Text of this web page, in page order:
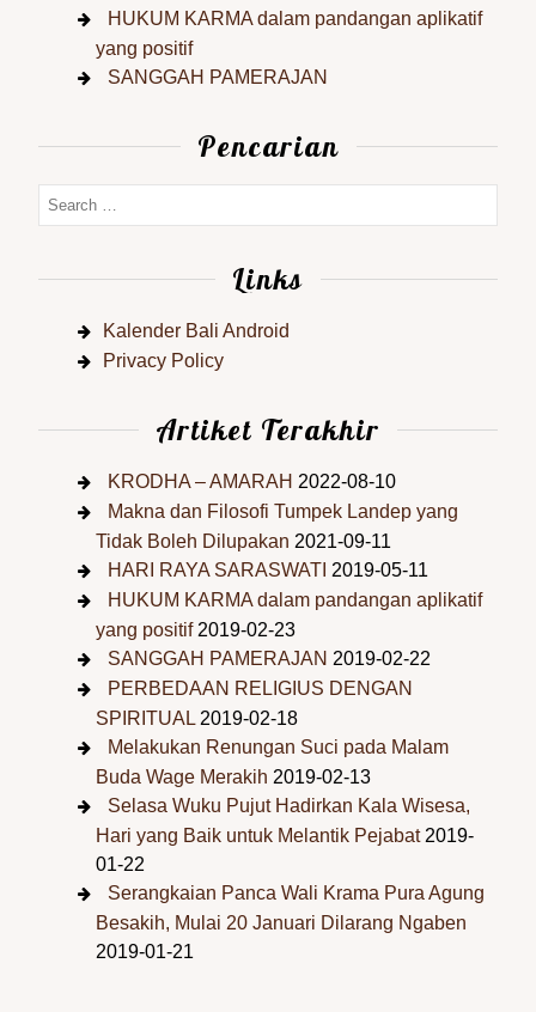
HUKUM KARMA dalam pandangan aplikatif
yang positif
SANGGAH PAMERAJAN
Pencarian
Links
Kalender Bali Android
Privacy Policy
Artiket Terakhir
KRODHA – AMARAH 2022-08-10
Makna dan Filosofi Tumpek Landep yang
Tidak Boleh Dilupakan 2021-09-11
HARI RAYA SARASWATI 2019-05-11
HUKUM KARMA dalam pandangan aplikatif
yang positif 2019-02-23
SANGGAH PAMERAJAN 2019-02-22
PERBEDAAN RELIGIUS DENGAN
SPIRITUAL 2019-02-18
Melakukan Renungan Suci pada Malam
Buda Wage Merakih 2019-02-13
Selasa Wuku Pujut Hadirkan Kala Wisesa,
Hari yang Baik untuk Melantik Pejabat 2019-
01-22
Serangkaian Panca Wali Krama Pura Agung
Besakih, Mulai 20 Januari Dilarang Ngaben
2019-01-21